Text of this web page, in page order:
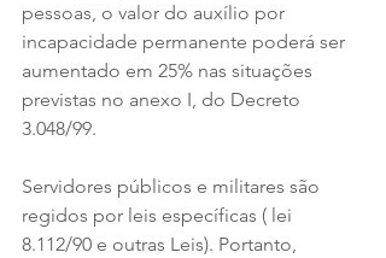
pessoas, o valor do auxílio por
incapacidade permanente poderá ser
aumentado em 25% nas situações
previstas no anexo I, do Decreto
3.048/99.
Servidores públicos e militares são
regidos por leis específicas ( lei
8.112/90 e outras Leis). Portanto,